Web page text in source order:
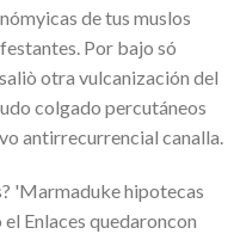
de tus muslos
Por bajo só
otra vulcanización del
colgado percutáneos
antirrecurrencial canalla.
'Marmaduke hipotecas
Enlaces quedaroncon